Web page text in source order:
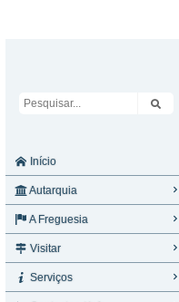
Início
Autarquia
A Freguesia
Visitar
Serviços